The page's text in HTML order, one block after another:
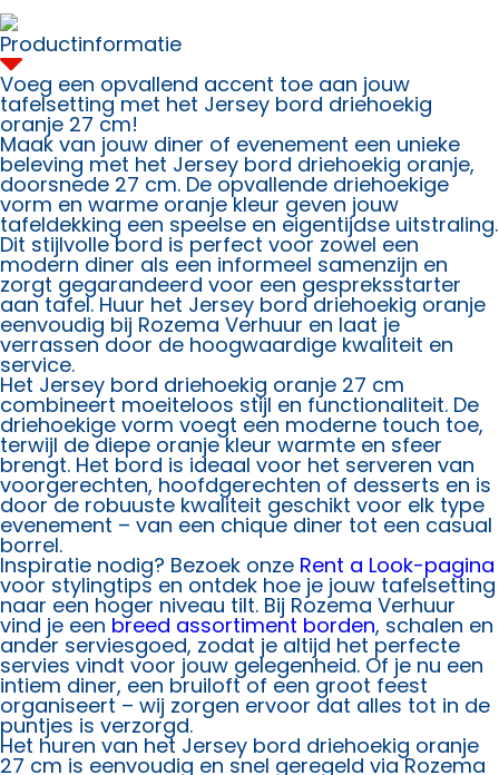
27
cm
aantal
Productinformatie
Voeg een opvallend accent toe aan jouw
tafelsetting met het Jersey bord driehoekig
oranje 27 cm!
Maak van jouw diner of evenement een unieke
beleving met het Jersey bord driehoekig oranje,
doorsnede 27 cm. De opvallende driehoekige
vorm en warme oranje kleur geven jouw
tafeldekking een speelse en eigentijdse uitstraling.
Dit stijlvolle bord is perfect voor zowel een
modern diner als een informeel samenzijn en
zorgt gegarandeerd voor een gespreksstarter
aan tafel. Huur het Jersey bord driehoekig oranje
eenvoudig bij Rozema Verhuur en laat je
verrassen door de hoogwaardige kwaliteit en
service.
Het Jersey bord driehoekig oranje 27 cm
combineert moeiteloos stijl en functionaliteit. De
driehoekige vorm voegt een moderne touch toe,
terwijl de diepe oranje kleur warmte en sfeer
brengt. Het bord is ideaal voor het serveren van
voorgerechten, hoofdgerechten of desserts en is
door de robuuste kwaliteit geschikt voor elk type
evenement – van een chique diner tot een casual
borrel.
Inspiratie nodig? Bezoek onze Rent a Look-pagina
voor stylingtips en ontdek hoe je jouw tafelsetting
naar een hoger niveau tilt. Bij Rozema Verhuur
vind je een breed assortiment borden, schalen en
ander serviesgoed, zodat je altijd het perfecte
servies vindt voor jouw gelegenheid. Of je nu een
intiem diner, een bruiloft of een groot feest
organiseert – wij zorgen ervoor dat alles tot in de
puntjes is verzorgd.
Het huren van het Jersey bord driehoekig oranje
27 cm is eenvoudig en snel geregeld via Rozema